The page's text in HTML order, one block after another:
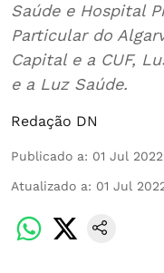
Saúde e Hospital
Particular do
Capital e a CUF,
e a Luz Saúde.
Redação DN
Publicado a: 01 Jul
Atualizado a: 01 Jul